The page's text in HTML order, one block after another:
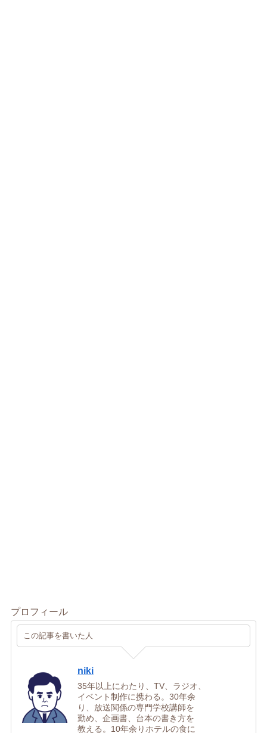
プロフィール
この記事を書いた人
niki
35年以上にわたり、TV、ラジオ、
イベント制作に携わる。30年余
り、放送関係の専門学校講師を
勤め、企画書、台本の書き方を
教える。10年余りホテルの食に